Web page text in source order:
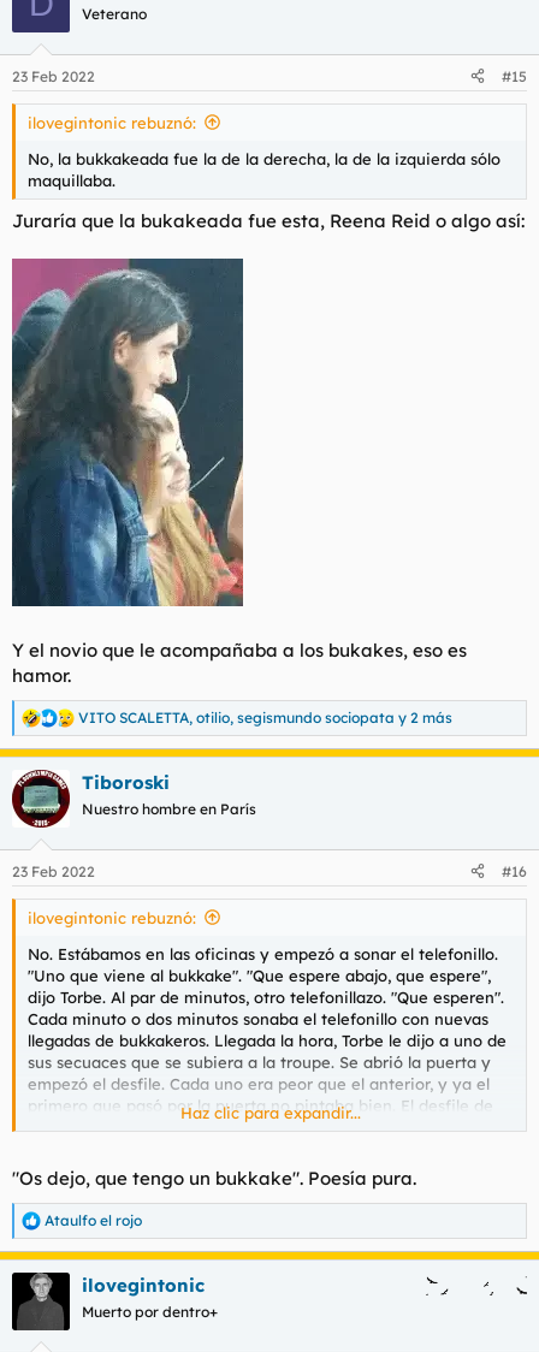
Veterano
23 Feb 2022 #15
ilovegintonic rebuznó:
No, la bukkakeada fue la de la derecha, la de la izquierda sólo
maquillaba.
Juraría que la bukakeada fue esta, Reena Reid o algo así:
Y el novio que le acompañaba a los bukakes, eso es
hamor.
R
e
a
c
c
i
e
s
VITO SCALETTA, otilio, segismundo sociopata y 2 más
Tiboroski
Nuestro hombre en París
23 Feb 2022 #16
ilovegintonic rebuznó:
No. Estábamos en las oficinas y empezó a sonar el telefonillo.
"Uno que viene al bukkake". "Que espere abajo, que espere",
dijo Torbe. Al par de minutos, otro telefonillazo. "Que esperen".
Cada minuto o dos minutos sonaba el telefonillo con nuevas
llegadas de bukkakeros. Llegada la hora, Torbe le dijo a uno de
sus secuaces que se subiera a la troupe. Se abrió la puerta y
empezó el desfile. Cada uno era peor que el anterior, y ya el
primero que pasó por la puerta no pintaba bien. El desfile de
los horrores, la parada de los monstruos. Y, de postre, al final de
visiblemente emocionado.
Es uno de esos recuerdos que te persiguen toda la vida, la
verdad.
Haz clic para expandir...
"Os dejo, que tengo un bukkake". Poesía pura.
R
e
a
c
Ataulfo el rojo
ilovegintonic
Muerto por dentro+